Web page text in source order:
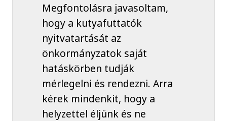
Megfontolásra javasoltam,
hogy a kutyafuttatók
nyitvatartását az
önkormányzatok saját
hatáskörben tudják
mérlegelni és rendezni. Arra
kérek mindenkit, hogy a
helyzettel éljünk és ne